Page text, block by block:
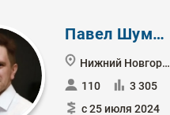
Павел Шумилов
Нижний Новгород
110
3 305
с 25 июля 2024